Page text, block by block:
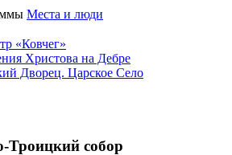
Места и люди
«Ковчег»
Христова на Дебре
Дворец. Царское Село
Троицкий собор